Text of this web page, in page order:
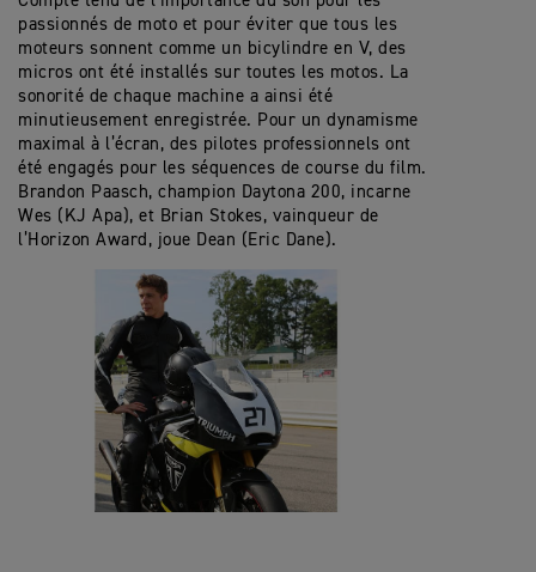
passionnés de moto et pour éviter que tous les
moteurs sonnent comme un bicylindre en V, des
micros ont été installés sur toutes les motos. La
sonorité de chaque machine a ainsi été
minutieusement enregistrée. Pour un dynamisme
maximal à l’écran, des pilotes professionnels ont
été engagés pour les séquences de course du film.
Brandon Paasch, champion Daytona 200, incarne
Wes (KJ Apa), et Brian Stokes, vainqueur de
l’Horizon Award, joue Dean (Eric Dane).